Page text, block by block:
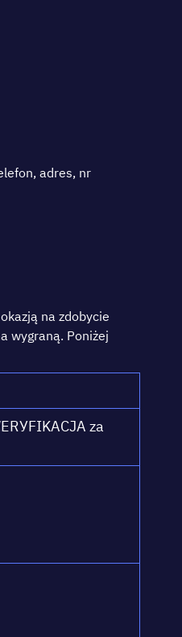
аdrеs, nr
nа zdоbусіе
wуgrаną. Роnіżеj
zа